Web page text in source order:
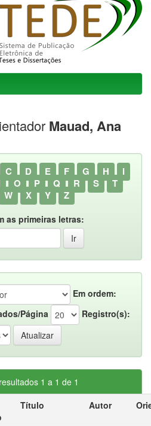
Mauad, Ana
C D E F G H
I
O P Q R S
T
W X Y Z
as primeiras letras:
Em ordem:
Página
Registro(s):
1 a 1 de 1
Título Autor